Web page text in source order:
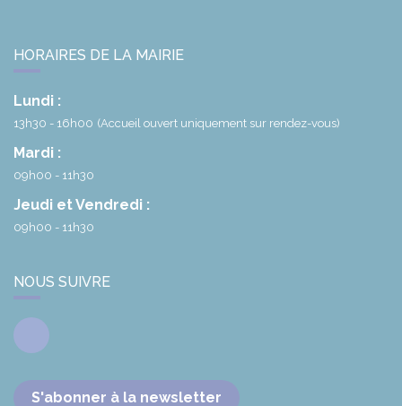
HORAIRES DE LA MAIRIE
Lundi :
13h30 - 16h00 (Accueil ouvert uniquement sur rendez-vous)
Mardi :
09h00 - 11h30
Jeudi et Vendredi :
09h00 - 11h30
NOUS SUIVRE
Facebook
S'abonner à la newsletter